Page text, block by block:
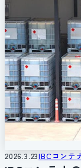
2026.3.23IBCコンテ